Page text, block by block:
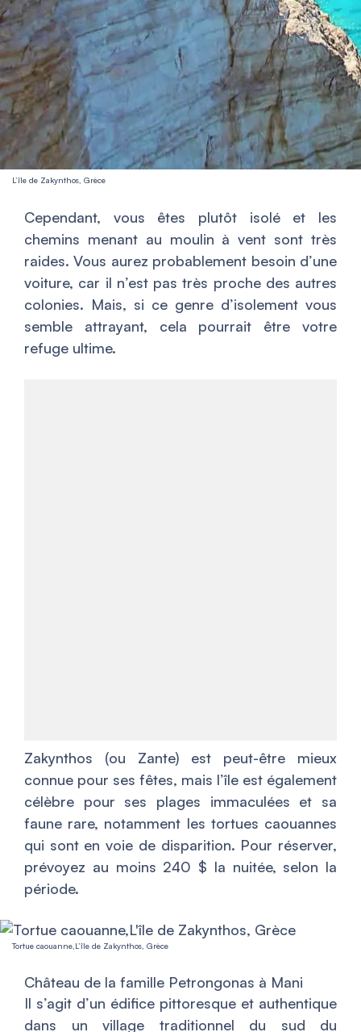
L’île de Zakynthos, Grèce
Cependant, vous êtes plutôt isolé et les
chemins menant au moulin à vent sont très
raides. Vous aurez probablement besoin d’une
voiture, car il n’est pas très proche des autres
colonies. Mais, si ce genre d’isolement vous
semble attrayant, cela pourrait être votre
refuge ultime.
Zakynthos (ou Zante) est peut-être mieux
connue pour ses fêtes, mais l’île est également
célèbre pour ses plages immaculées et sa
faune rare, notamment les tortues caouannes
qui sont en voie de disparition. Pour réserver,
prévoyez au moins 240 $ la nuitée, selon la
période.
Tortue caouanne,L’île de Zakynthos, Grèce
Château de la famille Petrongonas à Mani
Il s’agit d’un édifice pittoresque et authentique
dans un village traditionnel du sud du